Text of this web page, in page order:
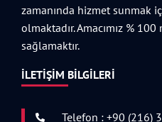
zamanında hizmet sunmak
olmaktadır. Amacımız %
sağlamaktır.
İLETIŞIM BILGILERI
Telefon : +90 (216)